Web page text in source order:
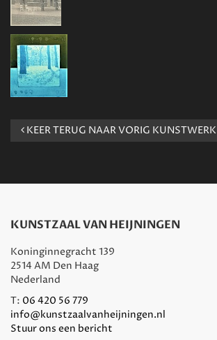
KEER TERUG NAAR VORIG KUNSTWERK
KUNSTZAAL VAN HEIJNINGEN
Koninginnegracht 139
2514 AM Den Haag
Nederland
T: 06 420 56 779
info@kunstzaalvanheijningen.nl
Stuur ons een bericht